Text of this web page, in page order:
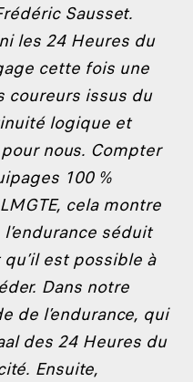
Sausset.
les 24 Heures du
cette fois une
coureurs issus du
logique et
nous. Compter
100 %
cela montre
séduit
est possible à
Dans notre
de l’endurance, qui
des 24 Heures du
Ensuite,